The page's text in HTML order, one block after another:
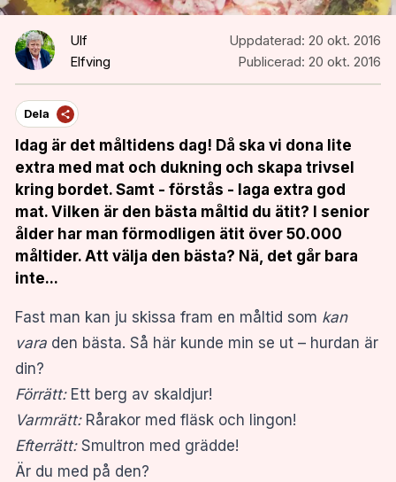
Ulf
Elfving
Uppdaterad: 20 okt. 2016
Publicerad: 20 okt. 2016
Dela
Idag är det måltidens dag! Då ska vi dona lite
extra med mat och dukning och skapa trivsel
kring bordet. Samt - förstås - laga extra god
mat. Vilken är den bästa måltid du ätit? I senior
ålder har man förmodligen ätit över 50.000
måltider. Att välja den bästa? Nä, det går bara
inte...
Fast man kan ju skissa fram en måltid som kan
vara den bästa. Så här kunde min se ut – hurdan är
din?
Förrätt: Ett berg av skaldjur!
Varmrätt: Rårakor med fläsk och lingon!
Efterrätt: Smultron med grädde!
Är du med på den?